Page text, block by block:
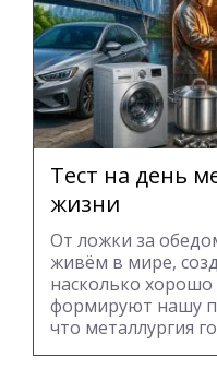
Тест на день
жизни
От ложки за
живём в мире,
насколько
формируют нашу
что металлургия